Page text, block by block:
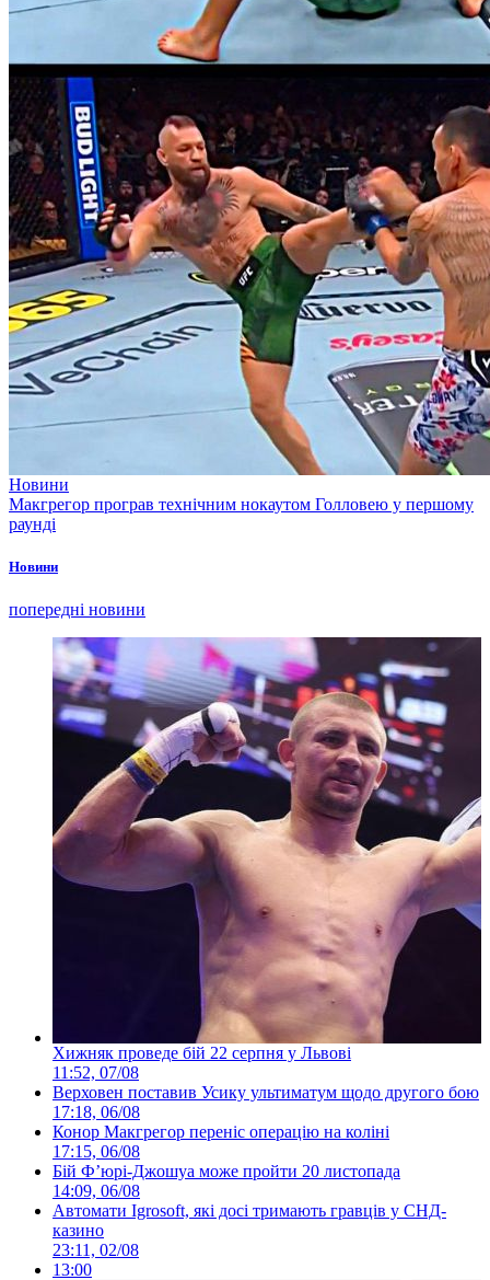
Новини
Макгрегор програв технічним нокаутом Голловею у першому
раунді
Новини
попередні новини
Хижняк проведе бій 22 серпня у Львові
11:52, 07/08
Верховен поставив Усику ультиматум щодо другого бою
17:18, 06/08
Конор Макгрегор переніс операцію на коліні
17:15, 06/08
Бій Ф’юрі-Джошуа може пройти 20 листопада
14:09, 06/08
Автомати Igrosoft, які досі тримають гравців у СНД-
казино
23:11, 02/08
13:00